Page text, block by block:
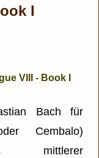
I
VIII - Book I
Bach für
Cembalo)
mittlerer